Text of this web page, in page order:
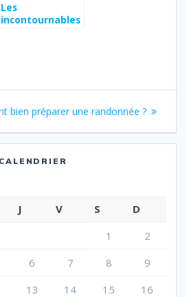
Les
incontournables
bien préparer une randonnée ?
CALENDRIER
J V S
D
1
2
6 7 8
9
13 14 15
16